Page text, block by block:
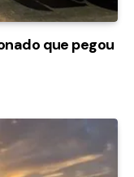
que pegou